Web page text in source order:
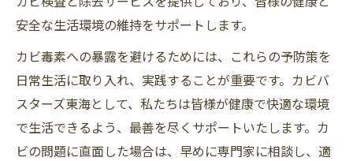
安全な生活環境の維持をサポートします。
カビ毒素への暴露を避けるためには、これらの予防策を
日常生活に取り入れ、実践することが重要です。カビバ
スターズ東海として、私たちは皆様が健康で快適な環境
で生活できるよう、最善を尽くサポートいたします。カ
ビの問題に直面した場合は、早めに専門家に相談し、適